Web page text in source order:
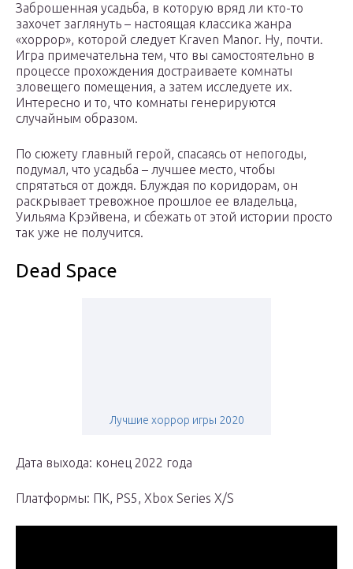
Заброшенная усадьба, в которую вряд ли кто-то
захочет заглянуть – настоящая классика жанра
«хоррор», которой следует Kraven Manor. Ну, почти.
Игра примечательна тем, что вы самостоятельно в
процессе прохождения достраиваете комнаты
зловещего помещения, а затем исследуете их.
Интересно и то, что комнаты генерируются
случайным образом.
По сюжету главный герой, спасаясь от непогоды,
подумал, что усадьба – лучшее место, чтобы
спрятаться от дождя. Блуждая по коридорам, он
раскрывает тревожное прошлое ее владельца,
Уильяма Крэйвена, и сбежать от этой истории просто
так уже не получится.
Dead Space
Лучшие хоррор игры 2020
Дата выхода: конец 2022 года
Платформы: ПК, PS5, Xbox Series X/S